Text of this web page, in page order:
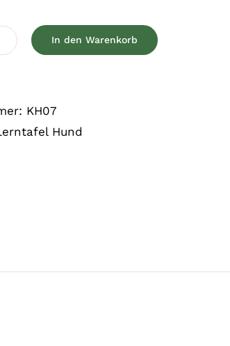
In den Warenkorb
KH07
Hund